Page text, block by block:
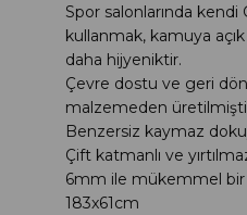
Spor salonlarında kendi
kullanmak, kamuya
daha hijyeniktir.
Çevre dostu ve geri
malzemeden
Benzersiz kaymaz
Çift katmanlı ve
6mm ile mükemmel bir
183x61cm